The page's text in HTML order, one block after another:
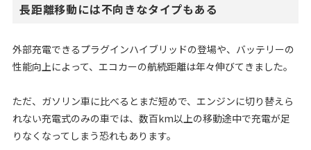
長距離移動には不向きなタイプもある
外部充電できるプラグインハイブリッドの登場や、バッテリーの
性能向上によって、エコカーの航続距離は年々伸びてきました。
ただ、ガソリン車に比べるとまだ短めで、エンジンに切り替えら
れない充電式のみの車では、数百km以上の移動途中で充電が足
りなくなってしまう恐れもあります。